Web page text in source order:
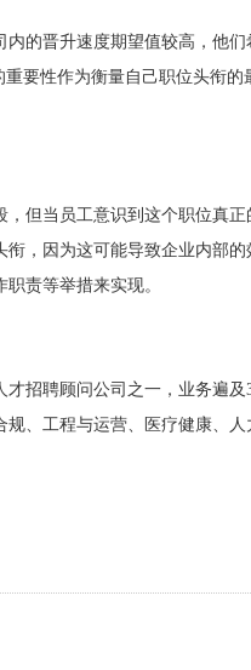
的晋升速度期望值较高，他
要性作为衡量自己职位头衔的
但当员工意识到这个职位真
，因为这可能导致企业内部
责等举措来实现。
才招聘顾问公司之一，业务
、工程与运营、医疗健康、